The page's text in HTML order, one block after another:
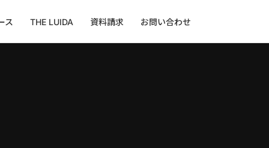
ス THE LUIDA 資料請求 お問い合わせ